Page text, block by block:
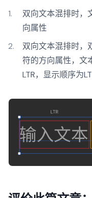
双向文本混排时，
向属性
双向文本混排时，
符的方向属性，文
LTR，显示顺序为